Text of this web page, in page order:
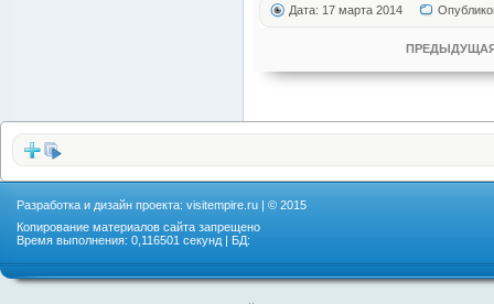
Дата: 17 марта 2014
Разработка и дизайн проекта: visitempire.ru | © 2015
Копирование материалов сайта запрещено
Время выполнения: 0,116501 секунд | БД: